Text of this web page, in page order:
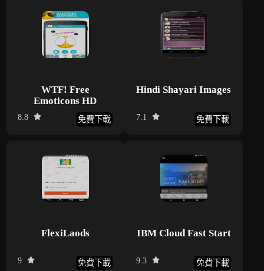
WTF! Free
Emoticons HD
8.8 免費下載
Hindi Shayari Images
7.1 免費下載
FlexiLaods
9 免費下載
IBM Cloud Fast Start
9.3 免費下載